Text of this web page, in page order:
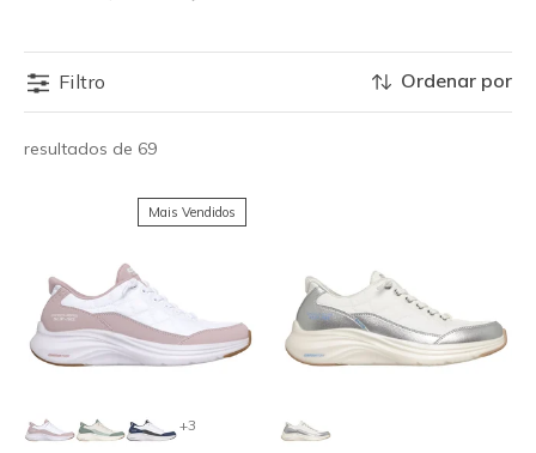
Filtro
resultados de 69
Ordenar por
Mais Vendidos
+3